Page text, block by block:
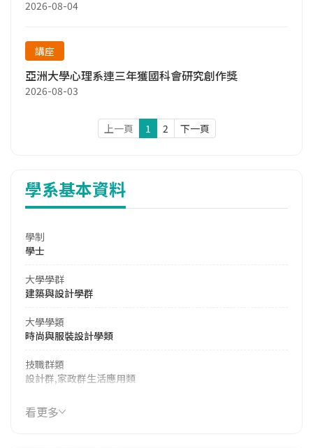
2026-08-04
講座
亞洲大學心理系連三年獲國科會研究創作獎
2026-08-03
上一頁 1 2 下一頁
學系基本資料
學制
學士
大學學群
建築與設計學群
大學學類
時尚與服裝設計學類
技職群類
設計群,家政群生活應用類
114年學費
40,910 元/學期
看更多